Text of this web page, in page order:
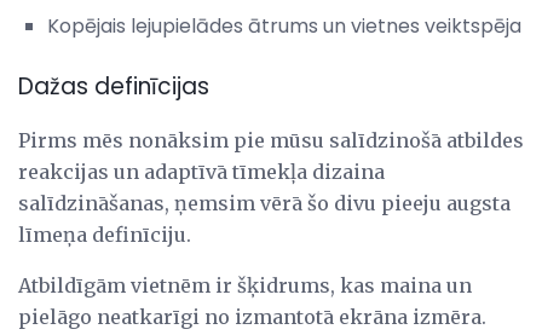
Kopējais lejupielādes ātrums un vietnes veiktspēja
Dažas definīcijas
Pirms mēs nonāksim pie mūsu salīdzinošā atbildes
reakcijas un adaptīvā tīmekļa dizaina
salīdzināšanas, ņemsim vērā šo divu pieeju augsta
līmeņa definīciju.
Atbildīgām vietnēm ir šķidrums, kas maina un
pielāgo neatkarīgi no izmantotā ekrāna izmēra.